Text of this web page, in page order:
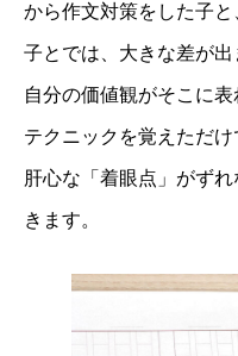
から作文対策をした子
子とでは、大きな差が出
自分の価値観がそこに
テクニックを覚えただけ
肝心な「着眼点」がず
きます。